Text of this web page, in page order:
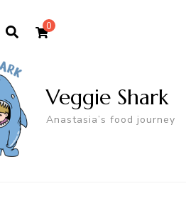
0
Veggie Shark
Anastasia’s food journey